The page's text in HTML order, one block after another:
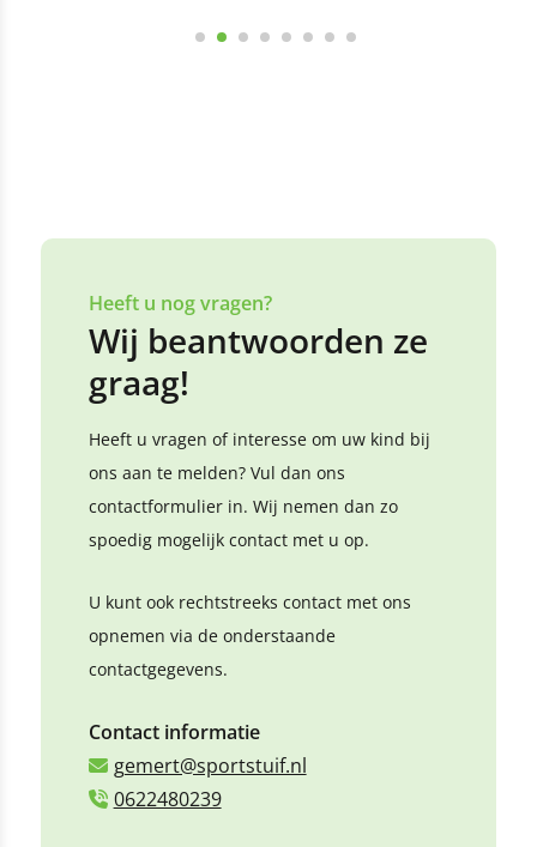
Heeft u nog vragen?
Wij beantwoorden ze
graag!
Heeft u vragen of interesse om uw kind bij
ons aan te melden? Vul dan ons
contactformulier in. Wij nemen dan zo
spoedig mogelijk contact met u op.
U kunt ook rechtstreeks contact met ons
opnemen via de onderstaande
contactgegevens.
Contact informatie
gemert@sportstuif.nl
0622480239